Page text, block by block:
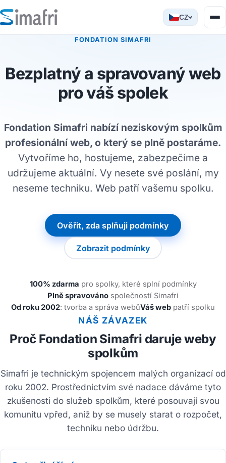
CZ
FONDATION SIMAFRI
Bezplatný a spravovaný web
pro váš spolek
Fondation Simafri nabízí neziskovým spolkům
profesionální web, o který se plně postaráme.
Vytvoříme ho, hostujeme, zabezpečíme a
udržujeme aktuální. Vy nesete své poslání, my
neseme techniku. Web patří vašemu spolku.
Ověřit, zda splňuji podmínky
Zobrazit podmínky
100% zdarma pro spolky, které splní podmínky
Plně spravováno společností Simafri
Od roku 2002: tvorba a správa webůVáš web patří spolku
NÁŠ ZÁVAZEK
Proč Fondation Simafri daruje weby
spolkům
Simafri je technickým spojencem malých organizací od
roku 2002. Prostřednictvím své nadace dáváme tyto
zkušenosti do služeb spolkům, které posouvají svou
komunitu vpřed, aniž by se musely starat o rozpočet,
techniku nebo údržbu.